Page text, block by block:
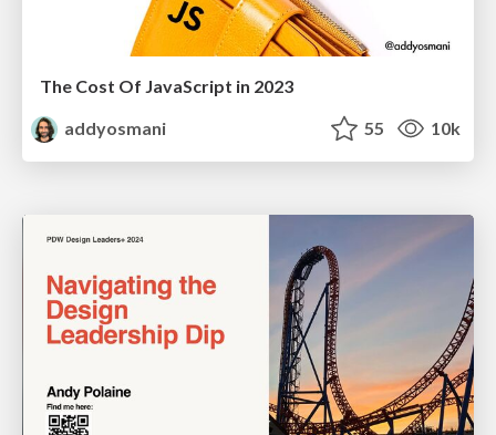
The Cost Of JavaScript in 2023
addyosmani
55 10k